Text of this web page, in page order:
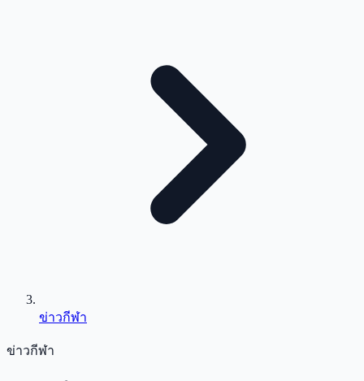
ข่าวกีฬา
ข่าวกีฬา